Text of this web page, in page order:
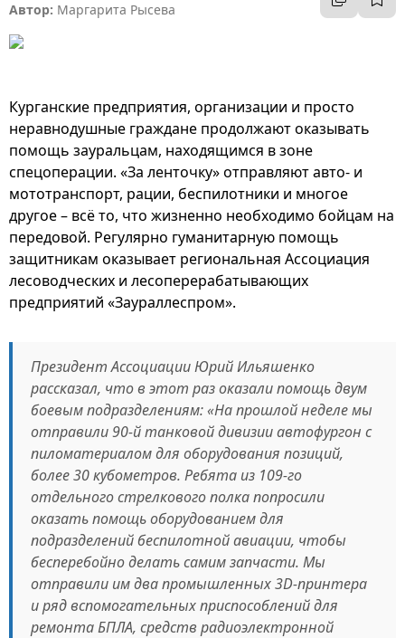
Автор: Маргарита Рысева
Курганские предприятия, организации и просто
неравнодушные граждане продолжают оказывать
помощь зауральцам, находящимся в зоне
спецоперации. «За ленточку» отправляют авто- и
мототранспорт, рации, беспилотники и многое
другое – всё то, что жизненно необходимо бойцам на
передовой. Регулярно гуманитарную помощь
защитникам оказывает региональная Ассоциация
лесоводческих и лесоперерабатывающих
предприятий «Заураллеспром».
Президент Ассоциации Юрий Ильяшенко
рассказал, что в этот раз оказали помощь двум
боевым подразделениям: «На прошлой неделе мы
отправили 90-й танковой дивизии автофургон с
пиломатериалом для оборудования позиций,
более 30 кубометров. Ребята из 109-го
отдельного стрелкового полка попросили
оказать помощь оборудованием для
подразделений беспилотной авиации, чтобы
бесперебойно делать самим запчасти. Мы
отправили им два промышленных 3D-принтера
и ряд вспомогательных приспособлений для
ремонта БПЛА, средств радиоэлектронной